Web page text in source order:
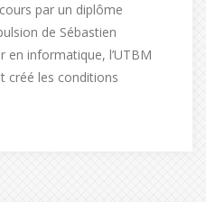
par un diplôme
de Sébastien
en informatique, l’UTBM
créé les conditions